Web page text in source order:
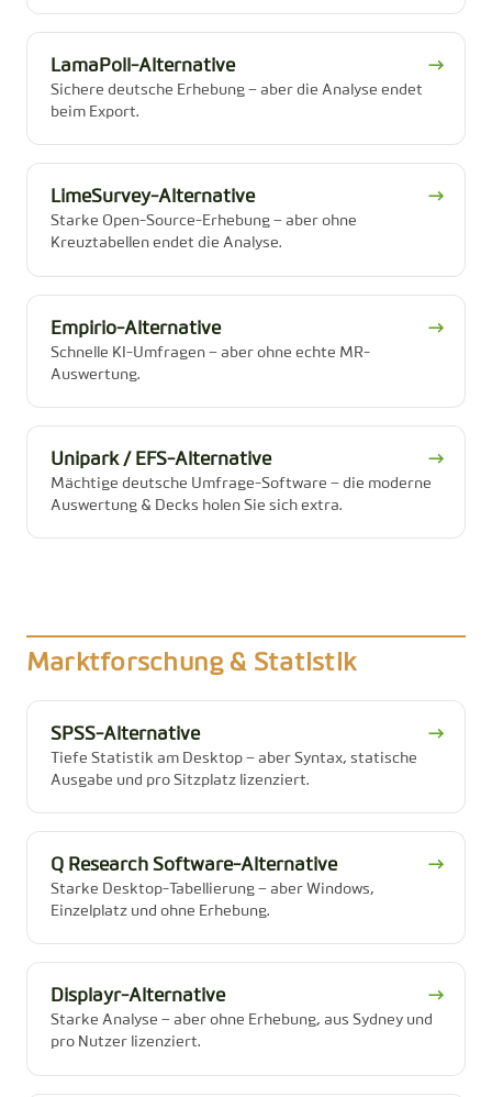
LamaPoll-Alternative
Sichere deutsche Erhebung – aber die Analyse endet
beim Export.
→
LimeSurvey-Alternative
Starke Open-Source-Erhebung – aber ohne
Kreuztabellen endet die Analyse.
→
Empirio-Alternative
Schnelle KI-Umfragen – aber ohne echte MR-
Auswertung.
→
Unipark / EFS-Alternative
Mächtige deutsche Umfrage-Software – die moderne
Auswertung & Decks holen Sie sich extra.
→
Marktforschung & Statistik
SPSS-Alternative
Tiefe Statistik am Desktop – aber Syntax, statische
Ausgabe und pro Sitzplatz lizenziert.
→
Q Research Software-Alternative
Starke Desktop-Tabellierung – aber Windows,
Einzelplatz und ohne Erhebung.
→
Displayr-Alternative
Starke Analyse – aber ohne Erhebung, aus Sydney und
pro Nutzer lizenziert.
→